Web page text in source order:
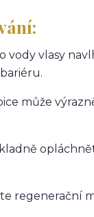
vody vlasy
může
regenerační